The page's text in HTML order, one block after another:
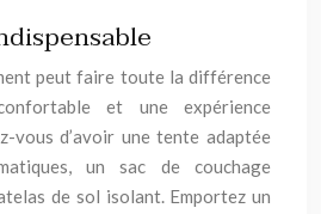
peut faire toute la différence
et une expérience
vous d’avoir une tente adaptée
un sac de couchage
de sol isolant. Emportez un